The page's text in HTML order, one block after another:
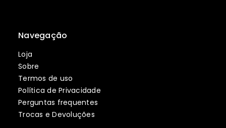
Navegação
Loja
Sobre
Termos de uso
Política de Privacidade
Perguntas frequentes
Trocas e Devoluções